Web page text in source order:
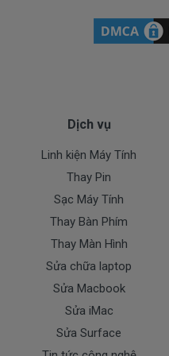
* Các trường hợp không
+ Chúng tôi luôn đặt
hàng đầu.
+ Không bán hàng
hưởng tới máy trong
+ Bảo hành nhanh,
Dịch
+ Giao hàng và lắp đặt
TP.HCM
+ Hỗ trợ 50% chi phí
các tỉnh ngoài
Dịch vụ
Linh kiện Máy Tính
Thay Pin
Sạc Máy Tính
Thay Bàn Phím
Thay Màn Hình
Sửa chữa laptop
Sửa Macbook
Sửa iMac
Sửa Surface